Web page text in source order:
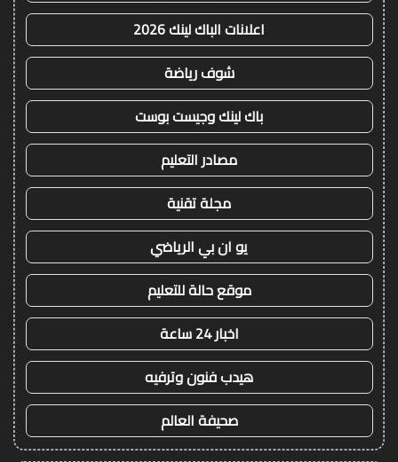
اعلانات الباك لينك 2026
شوف رياضة
باك لينك وجيست بوست
مصادر التعليم
مجلة تقنية
يو ان بي الرياضي
موقع حالة للتعليم
اخبار 24 ساعة
هيدب فنون وترفيه
صحيفة العالم